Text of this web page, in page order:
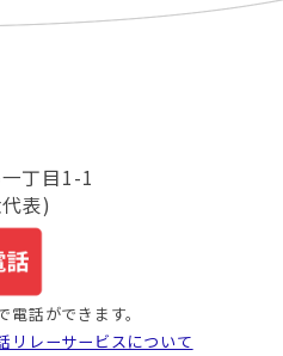
丁目1-1
表)
話ができます。
リレーサービスについて